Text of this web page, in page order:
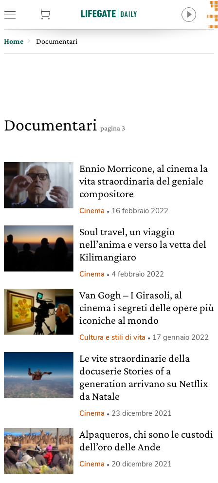
Home Documentari
Documentari pagina 3
Ennio Morricone, al cinema la
vita straordinaria del geniale
compositore
Cinema 16 febbraio 2022
Soul travel, un viaggio
nell’anima e verso la vetta del
Kilimangiaro
Cinema 4 febbraio 2022
Van Gogh – I Girasoli, al
cinema i segreti delle opere più
iconiche al mondo
Cultura e stili di vita 17 gennaio 2022
Le vite straordinarie della
docuserie Stories of a
generation arrivano su Netflix
da Natale
Cinema 23 dicembre 2021
Alpaqueros, chi sono le custodi
dell’oro delle Ande
Cinema 20 dicembre 2021